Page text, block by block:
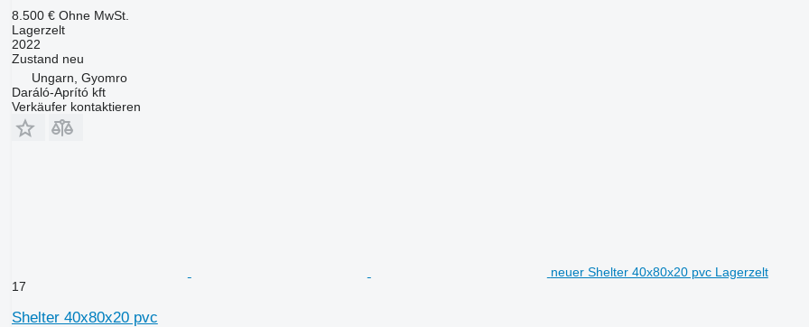
8.500 € Ohne MwSt.
Lagerzelt
2022
Zustand neu
Ungarn, Gyomro
Daráló-Aprító kft
Verkäufer kontaktieren
neuer Shelter 40x80x20 pvc Lagerzelt
17
Shelter 40x80x20 pvc